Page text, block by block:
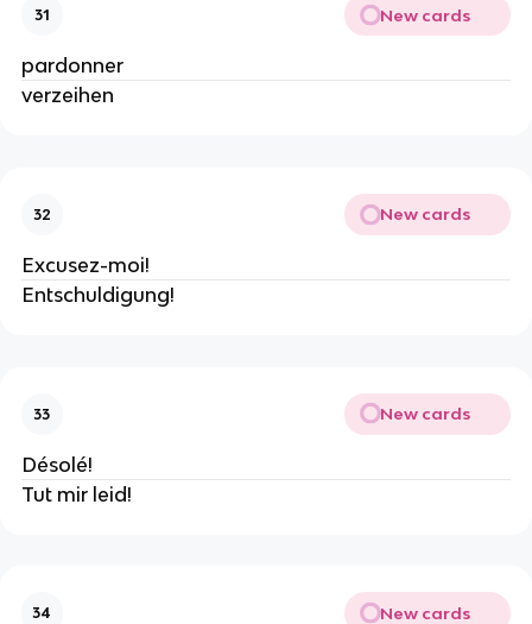
31 New cards
pardonner
verzeihen
32 New cards
Excusez-moi!
Entschuldigung!
33 New cards
Désolé!
Tut mir leid!
34 New cards